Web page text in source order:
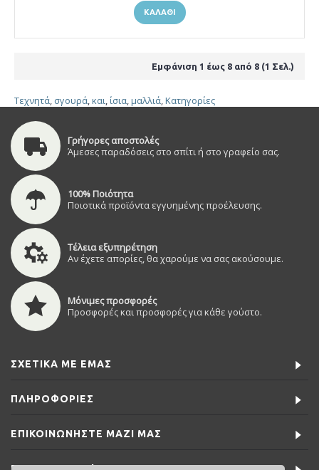
ΚΑΛΆΘΙ
Εμφάνιση 1 έως 8 από 8 (1 Σελ.)
Τεχνητά, σγουρά,και,ίσια,μαλλιά,Κατηγορίες
Γρήγορες αποστολές
Άμεσες παραδόσεις στο σπίτι ή στο γραφείο σας.
100% Ποιότητα
Ποιοτικά προϊόντα εγγυημένης προέλευσης.
Τέλεια εξυπηρέτηση
Αν έχετε απορίες, θα χαρούμε να σας ακούσουμε.
Μόνιμες προσφορές
Προσφορές και προσφορές για κάθε γούστο.
ΣΧΕΤΙΚΆ ΜΕ ΕΜΆΣ
ΠΛΗΡΟΦΟΡΊΕΣ
ΕΠΙΚΟΙΝΩΝΉΣΤΕ ΜΑΖΊ ΜΑΣ